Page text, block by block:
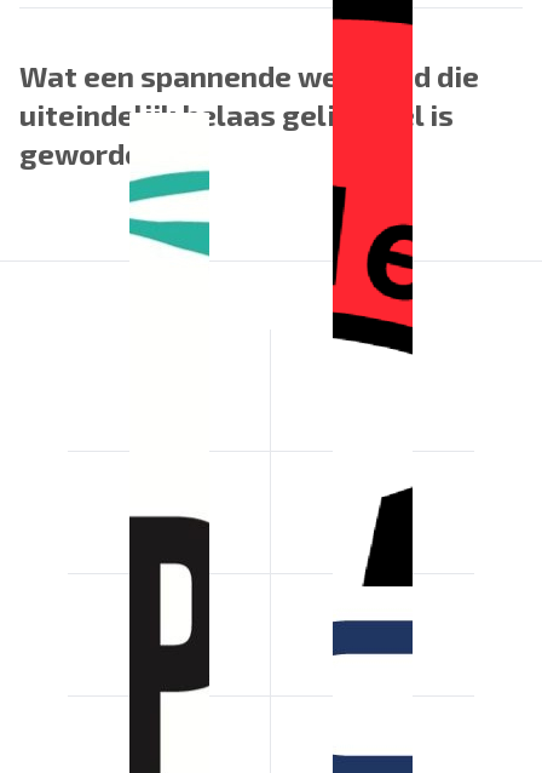
Wat een spannende wedstrijd die
uiteindelijk helaas gelijk spel is
geworden